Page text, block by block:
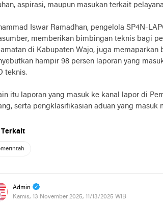
aspirasi, maupun masukan terkait
Iswar Ramadhan, pengelola SP4N-
memberikan bimbingan teknis bagi
di Kabupaten Wajo, juga
hampir 98 persen laporan yang
teknis.
itu laporan yang masuk ke kanal lapor di
serta pengklasifikasian aduan yang
Terkait
Admin
Kamis, 13 November 2025, 11/13/2025 WIB